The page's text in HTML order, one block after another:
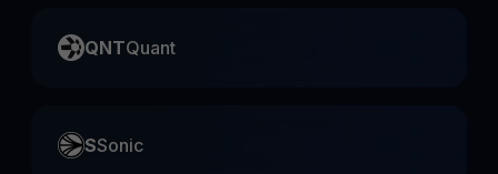
QNTQuant
SSonic